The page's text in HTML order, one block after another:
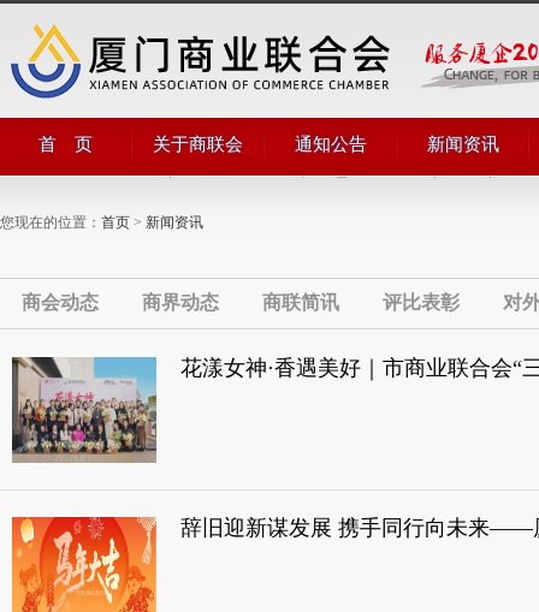
首 页 关于商联会
管理团队
商会章程
通知公告 新闻资讯
您现在的位置： 首页 > 新闻资讯
商会动态 商界动态 商联简讯 评比表彰 对